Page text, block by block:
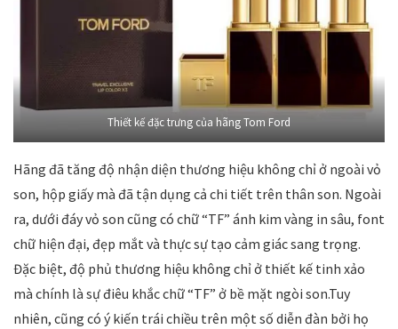
Thiết kế đặc trưng của hãng Tom Ford
Hãng đã tăng độ nhận diện thương hiệu không chỉ ở ngoài vỏ
son, hộp giấy mà đã tận dụng cả chi tiết trên thân son. Ngoài
ra, dưới đáy vỏ son cũng có chữ “TF” ánh kim vàng in sâu, font
chữ hiện đại, đẹp mắt và thực sự tạo cảm giác sang trọng.
Đặc biệt, độ phủ thương hiệu không chỉ ở thiết kế tinh xảo
mà chính là sự điêu khắc chữ “TF” ở bề mặt ngòi son.Tuy
nhiên, cũng có ý kiến trái chiều trên một số diễn đàn bởi họ